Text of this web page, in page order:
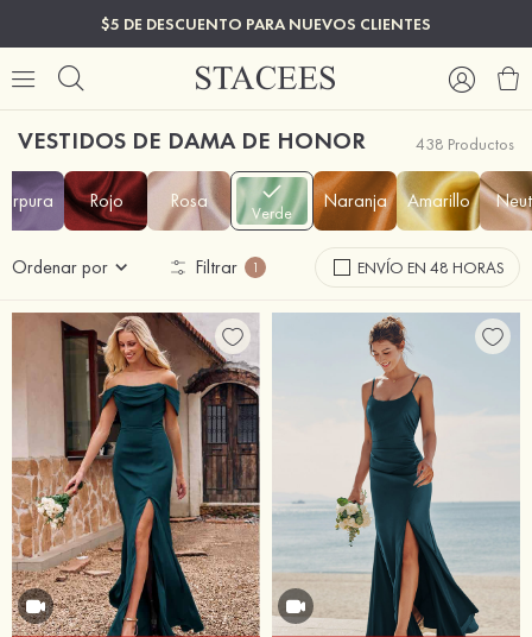
$5 DE DESCUENTO PARA NUEVOS CLIENTES
VESTIDOS DE DAMA DE HONOR 438 Productos
Rojo Rosa Verde Naranja Amarillo
Ordenar por Filtrar 1 ENVÍO EN 48 HORAS